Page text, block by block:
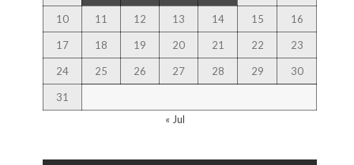
10 11 12 13 14 15 16
17 18 19 20 21 22 23
24 25 26 27 28 29 30
31
« Jul